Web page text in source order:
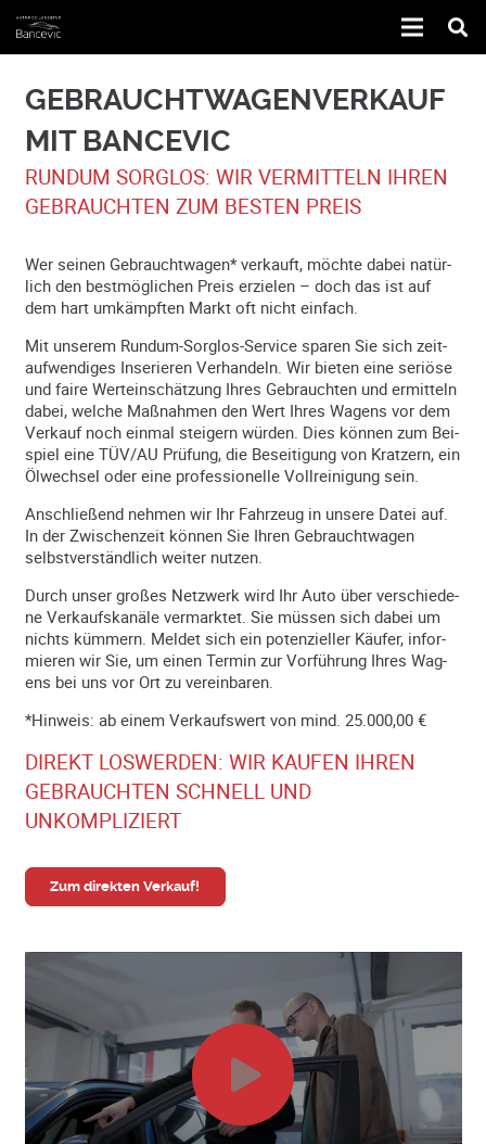
GEBRAUCHTWA­GEN­VER­KAUF
MIT BANCEVIC
RUNDUM SORGLOS: WIR VERMITTELN IHREN
GEBRAUCHTEN ZUM BESTEN PREIS
Wer seinen Ge­­braucht­­wa­­gen* ver­­kau­ft, möch­­te da­bei na­­tür­­
lich den best­­mö­­gli­­chen Preis er­­zie­l­en – doch das ist auf
dem hart um­­kämpf­­ten Markt oft nicht ein­­fach.
Mit un­se­rem Run­d­um-Sorg­­los-Ser­­vice spa­ren Sie sich zeit­­
auf­­wen­­di­­ges In­­se­r­ie­­ren Ver­­han­­deln. Wir bie­­ten eine se­­ri­­ö­se
und fai­­re Wert­­ein­­schätz­­ung Ih­res Ge­­brauch­­ten und er­­mit­­teln
dabei, wel­­che Maß­­nahm­­en den Wert Ihres Wa­g­ens vor dem
Ver­­kauf noch ein­­mal stei­­gern wür­­den. Dies kön­­nen zum Bei­­
spiel eine TÜV/AU Prü­­fung, die Be­­sei­t­i­­gung von Krat­z­ern, ein
Öl­­wech­­sel oder ei­­ne pro­­fes­­sio­nel­­le Voll­­rei­­ni­­gung sein.
Anschließ­end neh­men wir Ihr Fahr­zeug in un­sere Datei auf.
In der Zwi­schen­zeit kön­nen Sie Ih­ren Ge­braucht­wag­en
selbst­ver­ständ­lich wei­ter nu­t­zen.
Durch unser großes Netz­werk wird Ihr Auto über ver­schie­de­
ne Ver­kaufs­ka­nä­le ver­­mark­­tet. Sie müs­sen sich dabei um
nichts küm­­mern. Meldet sich ein po­tenz­iel­ler Käu­fer, in­for­
mie­ren wir Sie, um einen Ter­min zur Vor­füh­rung Ihres Wag­
ens bei uns vor Ort zu ver­ein­ba­ren.
*Hinweis: ab einem Verkaufswert von mind. 25.000,00 €
DIREKT LOSWERDEN: WIR KAUFEN IHREN
GEBRAUCHTEN SCHNELL UND
UNKOMPLIZIERT
Zum direkten Verkauf!